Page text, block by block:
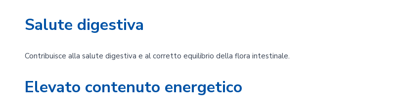
Salute digestiva
Contribuisce alla salute digestiva e al corretto equilibrio della flora intestinale.
Elevato contenuto energetico